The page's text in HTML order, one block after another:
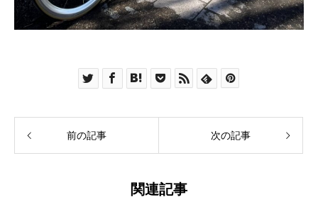
前の記事 次の記事
関連記事